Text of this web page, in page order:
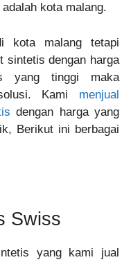
kota malang.
kota malang tetapi
sintetis dengan harga
yang tinggi maka
Kami menjual
dengan harga yang
Berikut ini berbagai
Swiss
yang kami jual